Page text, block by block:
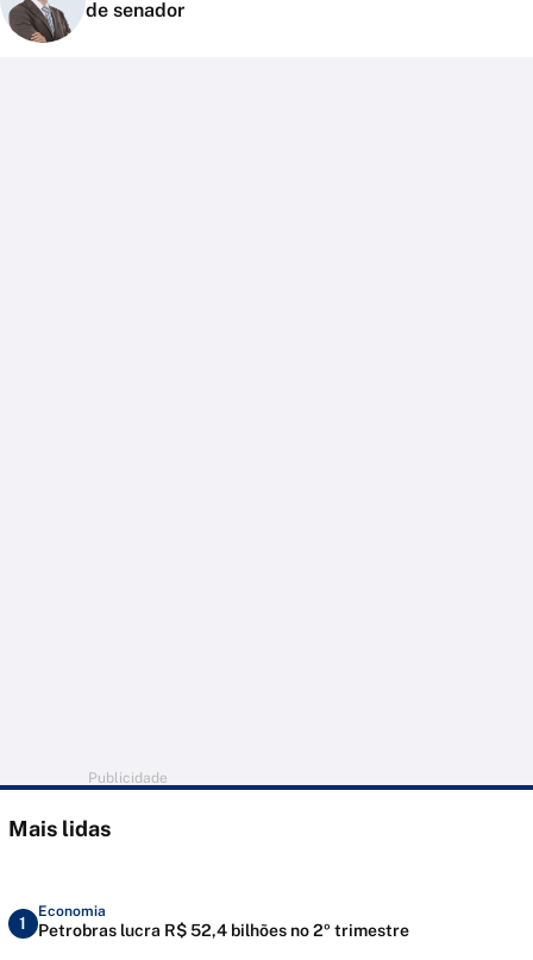
de senador
Publicidade
Mais lidas
1
Economia
Petrobras lucra R$ 52,4 bilhões no 2º trimestre